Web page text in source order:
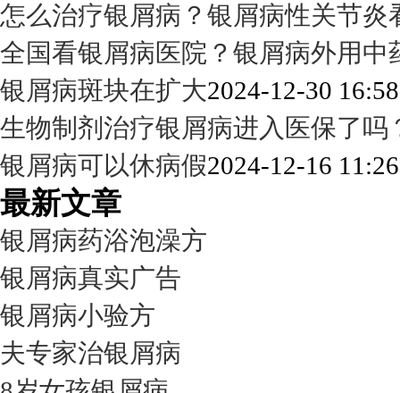
怎么治疗银屑病？银屑病性关节炎
全国看银屑病医院？银屑病外用中
银屑病斑块在扩大2024-12-30
生物制剂治疗银屑病进入医保了吗
银屑病可以休病假2024-12-16
最新文章
银屑病药浴泡澡方
银屑病真实广告
银屑病小验方
夫专家治银屑病